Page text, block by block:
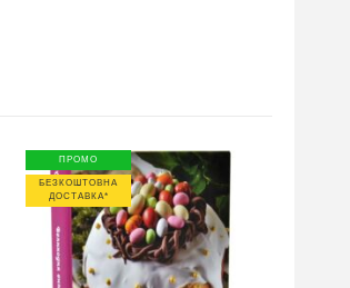
ПРОМО
БЕЗКОШТОВНА
ДОСТАВКА*